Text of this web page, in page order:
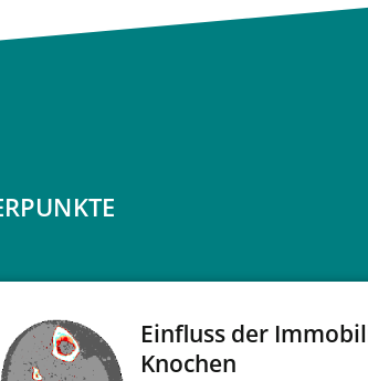
Einfluss der
Knochen